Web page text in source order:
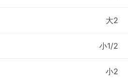
大2
小1/2
小2